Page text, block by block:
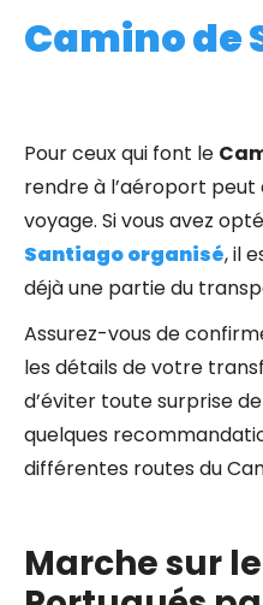
Camino de
Pour ceux qui font le
rendre à l’aéroport
voyage. Si vous avez
Santiago organisé, il
déjà une partie du
Assurez-vous de
les détails de votre
d’éviter toute surprise
quelques
différentes routes du
Marche sur